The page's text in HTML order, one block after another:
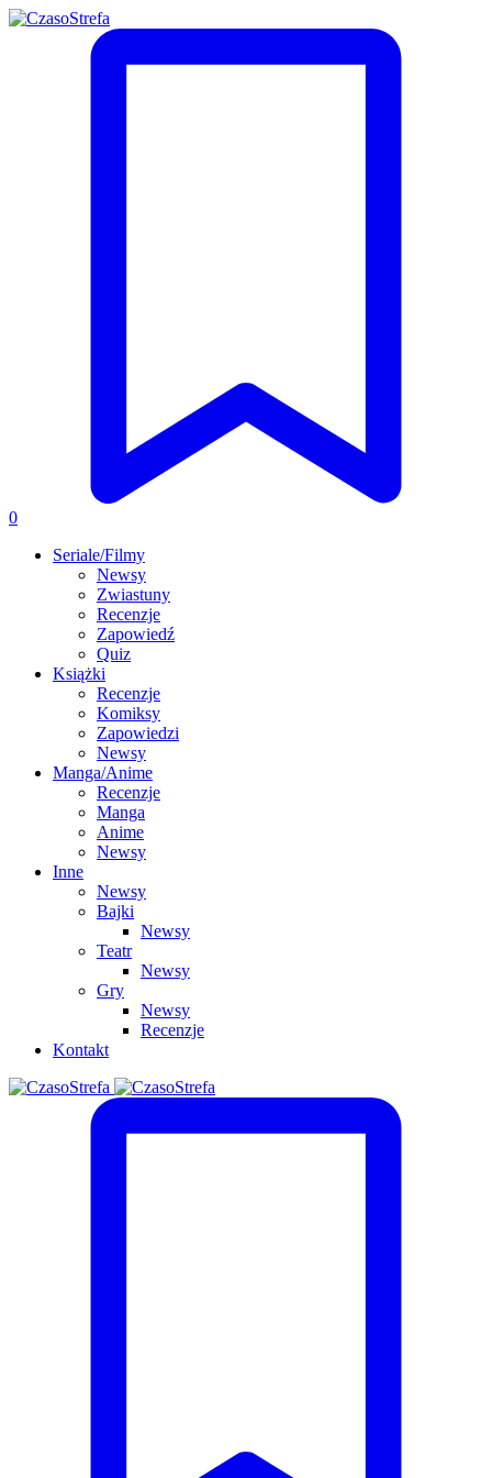
0
Seriale/Filmy
Newsy
Zwiastuny
Recenzje
Zapowiedź
Quiz
Książki
Recenzje
Komiksy
Zapowiedzi
Newsy
Manga/Anime
Recenzje
Manga
Anime
Newsy
Inne
Newsy
Bajki
Newsy
Teatr
Newsy
Gry
Newsy
Recenzje
Kontakt